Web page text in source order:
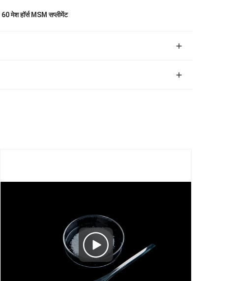
60 मेश हॉर्स MSM सप्लीमेंट